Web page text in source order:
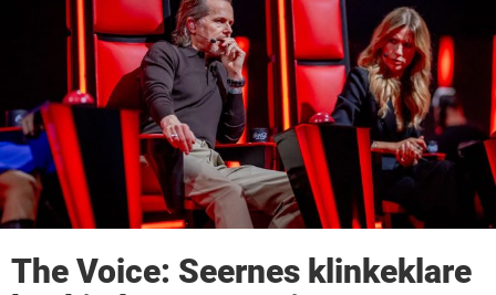
The Voice: Seernes klinkeklare